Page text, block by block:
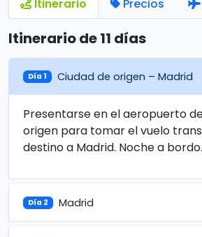
Itinerario Precios
Itinerario de 11 días
Día 1 Ciudad de origen – Madrid
Presentarse en el aeropuerto
origen para tomar el vuelo
destino a Madrid. Noche a bordo.
Día 2 Madrid